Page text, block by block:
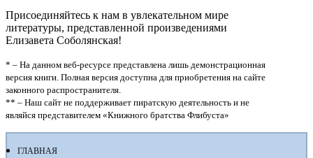
Присоединяйтесь к нам в увлекательном мире
литературы, представленной произведениями
Елизавета Соболянская!
* – На данном веб-ресурсе представлена лишь демонстрационная
версия книги. Полная версия доступна для приобретения на сайте
законного распространителя.
** – Наш сайт не поддерживает пиратскую деятельность и не
являйся представителем «Книжного братства Флибуста»
ГЛАВНАЯ